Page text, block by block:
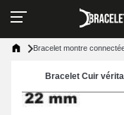
Bracelet montre
Bracelet Cuir